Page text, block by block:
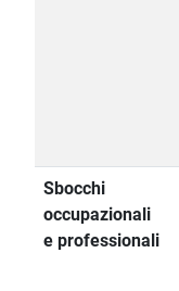
Sbocchi
occupazionali
e professionali